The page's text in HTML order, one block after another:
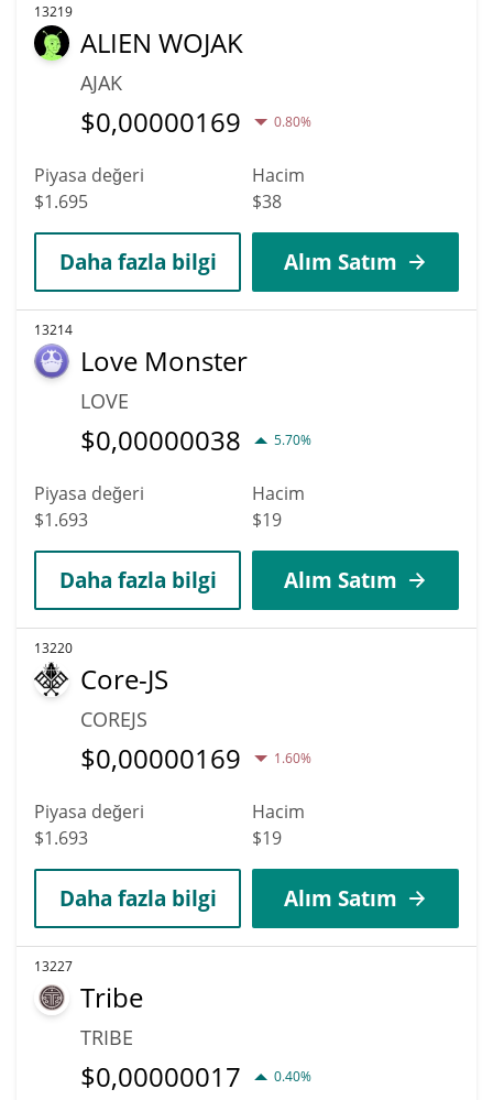
13219
ALIEN WOJAK
AJAK
$0,00000169 0.80%
Piyasa değeri
$1.695
Hacim
$38
Daha fazla bilgi Alım Satım
13214
Love Monster
LOVE
$0,00000038 5.70%
Piyasa değeri
$1.693
Hacim
$19
Daha fazla bilgi Alım Satım
13220
Core-JS
COREJS
$0,00000169 1.60%
Piyasa değeri
$1.693
Hacim
$19
Daha fazla bilgi Alım Satım
13227
Tribe
TRIBE
$0,00000017 0.40%